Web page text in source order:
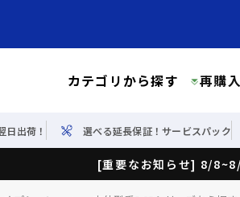
カテゴリから探す 再購
日出荷！ 選べる延長保証！サービスパック
[重要なお知らせ] 8/